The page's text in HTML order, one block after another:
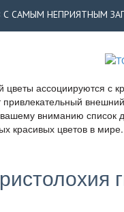
С САМЫМ НЕПРИЯТНЫМ
ассоциируются с
вниманию список
красивых цветов в мире.